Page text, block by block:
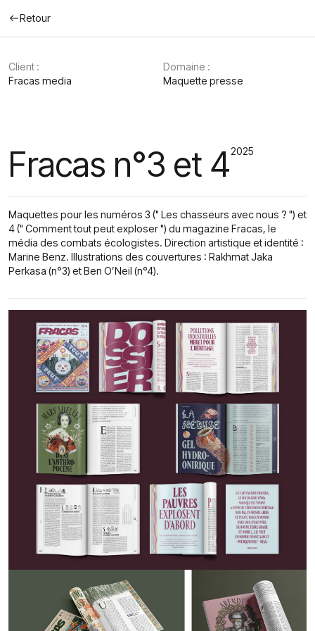
Retour
Client :
Fracas media
Domaine :
Maquette presse
Fracas n°3 et 42025
Maquettes pour les numéros 3 (" Les chasseurs avec nous ? ") et
4 (" Comment tout peut exploser ") du magazine Fracas, le
média des combats écologistes. Direction artistique et identité :
Marine Benz. Illustrations des couvertures : Rakhmat Jaka
Perkasa (n°3) et Ben O’Neil (n°4).